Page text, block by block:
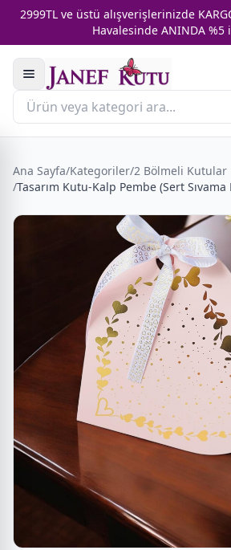
2999TL ve üstü alışverişlerinizde
Havalesinde ANINDA
Ana Sayfa/Kategoriler/2 Bölmeli Kutular
/Tasarım Kutu-Kalp Pembe (Sert Sıvama